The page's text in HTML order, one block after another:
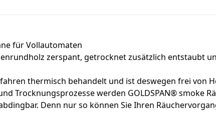
für Vollautomaten
zerspant, getrocknet zusätzlich entstaubt
thermisch behandelt und ist deswegen frei von
Trocknungsprozesse werden GOLDSPAN® smoke
Denn nur so können Sie Ihren